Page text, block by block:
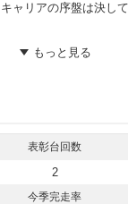
ャリアの序盤は決し
る存在となった。こ
ーム事情によりシー
好走で応え、同年に
チームの高い要求を
表彰台回数
2
今季完走率